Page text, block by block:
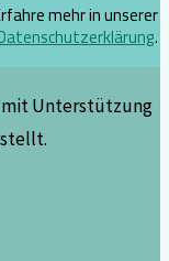
mehr in unserer
.
mit Unterstützung